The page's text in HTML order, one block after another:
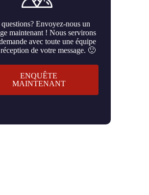
Envoyez-nous un
maintenant ! Nous servirons
avec toute une équipe
de votre message. 🙂
ENQUÊTE
MAINTENANT